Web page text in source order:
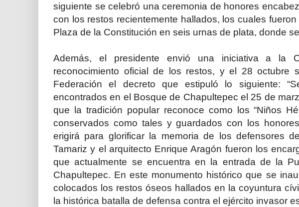
siguiente se celebró una ceremonia de honores
con los restos recientemente hallados, los cuales
Plaza de la Constitución en seis urnas de plata, donde
Además, el presidente envió una iniciativa a la
reconocimiento oficial de los restos, y el 28 octubre
Federación el decreto que estipuló lo siguiente:
encontrados en el Bosque de Chapultepec el 25 de
que la tradición popular reconoce como los “Niños
conservados como tales y guardados con los
erigirá para glorificar la memoria de los defensores
Tamariz y el arquitecto Enrique Aragón fueron los
que actualmente se encuentra en la entrada de la
Chapultepec. En este monumento histórico que se
colocados los restos óseos hallados en la coyuntura
la histórica batalla de defensa contra el ejército invasor